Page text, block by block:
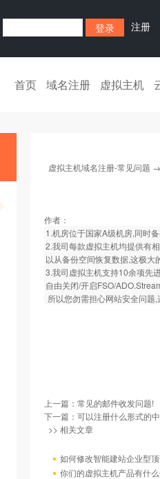
注册
首页 域名注册 虚拟主机
虚拟主机域名注册-常见问题
作者：
1.机房位于国家A级机房,同时
2.我司每款虚拟主机均提供有
以从备份空间恢复数据,这极大
3.我司虚拟主机支持10余项先
自由关闭/开启FSO/
所以您勿需担心网站安全问题
上一篇： 常见的邮件收发问题!
下一篇： 可以注册什么形式的
>> 相关文章
如何修改智能建站企业型
你们的虚拟主机产品有什